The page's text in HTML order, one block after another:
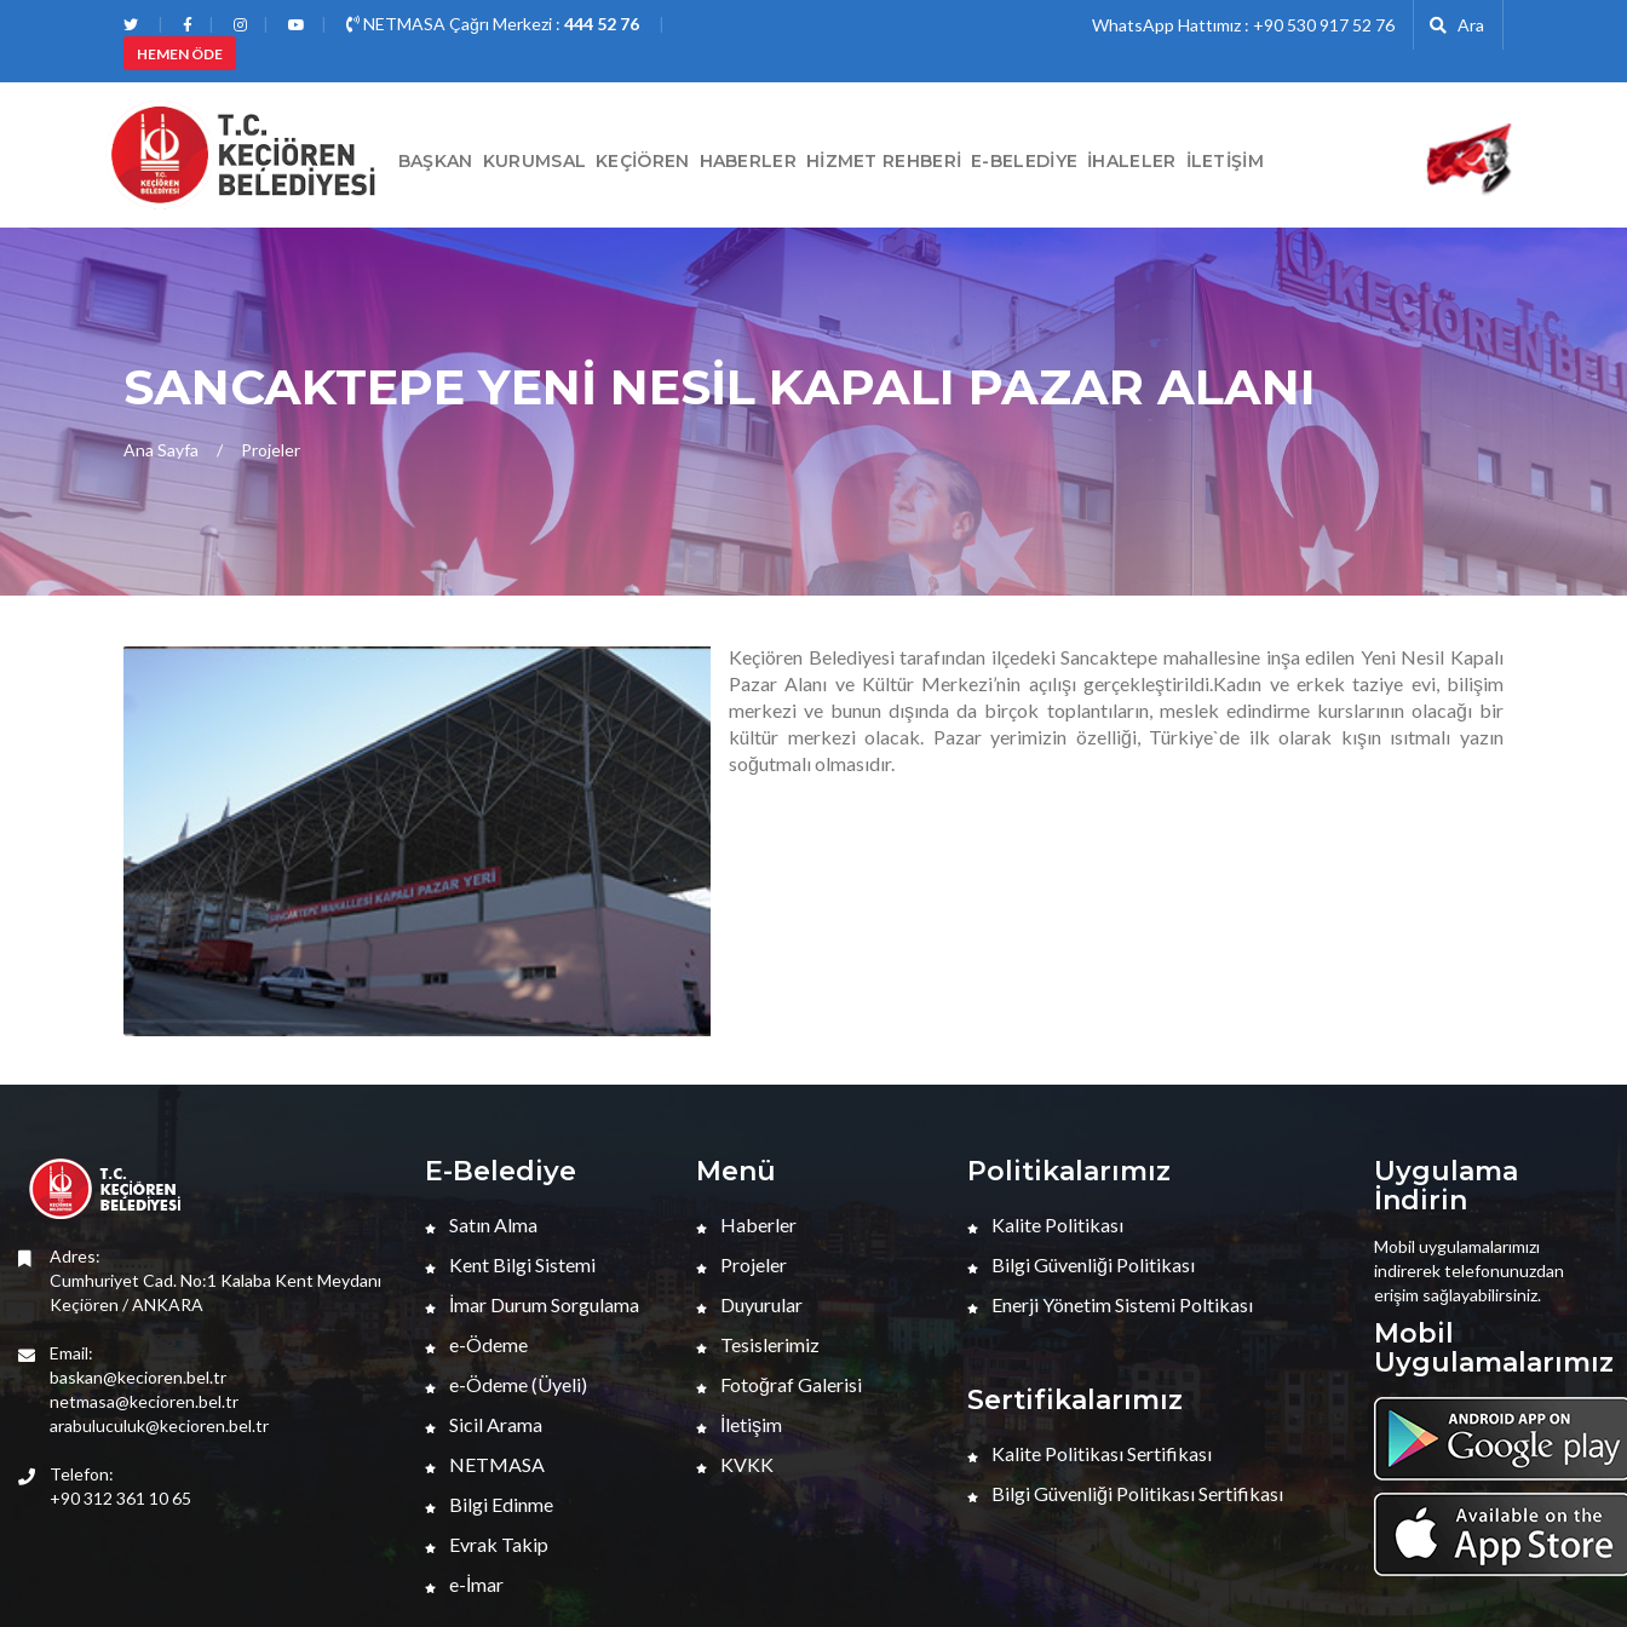
NETMASA Çağrı Merkezi : 444 52 76
HEMEN ÖDE
WhatsApp Hattımız : +90 530 917 52 76 Ara
BAŞKAN KURUMSAL KEÇIÖREN HABERLER HIZMET REHBERI E-BELEDIYE İHALELER İLETIŞIM
SANCAKTEPE YENİ NESİL KAPALI PAZAR ALANI
Ana Sayfa Projeler
Keçiören Belediyesi tarafından ilçedeki Sancaktepe mahallesine inşa edilen Yeni Nesil Kapalı
Pazar Alanı ve Kültür Merkezi’nin açılışı gerçekleştirildi.Kadın ve erkek taziye evi, bilişim
merkezi ve bunun dışında da birçok toplantıların, meslek edindirme kurslarının olacağı bir
kültür merkezi olacak. Pazar yerimizin özelliği, Türkiye`de ilk olarak kışın ısıtmalı yazın
soğutmalı olmasıdır.
Adres:
Cumhuriyet Cad. No:1 Kalaba Kent Meydanı
Keçiören / ANKARA
Email:
baskan@kecioren.bel.tr
netmasa@kecioren.bel.tr
arabuluculuk@kecioren.bel.tr
Telefon:
+90 312 361 10 65
E-Belediye
Satın Alma
Kent Bilgi Sistemi
İmar Durum Sorgulama
e-Ödeme
e-Ödeme (Üyeli)
Sicil Arama
NETMASA
Bilgi Edinme
Evrak Takip
e-İmar
Menü
Haberler
Projeler
Duyurular
Tesislerimiz
Fotoğraf Galerisi
İletişim
KVKK
Politikalarımız
Kalite Politikası
Bilgi Güvenliği Politikası
Enerji Yönetim Sistemi Poltikası
Sertifikalarımız
Kalite Politikası Sertifikası
Bilgi Güvenliği Politikası Sertifikası
Uygulama
İndirin
Mobil uygulamalarımızı
indirerek telefonunuzdan
erişim sağlayabilirsiniz.
Mobil
Uygulamalarımız